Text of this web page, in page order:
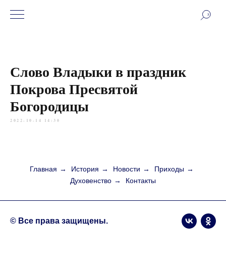
Слово Владыки в праздник
Покрова Пресвятой
Богородицы
2022-10-14 14:30
Главная → История → Новости → Приходы →
Духовенство → Контакты
© Все права защищены.